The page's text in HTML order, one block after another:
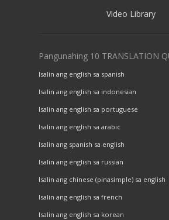
Video Library
Pangunahing 10 TRANSLATION
Isalin ang english sa spanish
Isalin ang english sa indonesian
Isalin ang english sa portuguese
Isalin ang english sa arabic
Isalin ang spanish sa english
Isalin ang english sa russian
Isalin ang chinese (pinasimple) sa english
Isalin ang english sa french
Isalin ang english sa korean